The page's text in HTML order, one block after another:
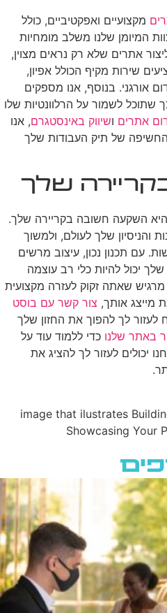
מקצועיים ואפקטיביים, כולל
המיומן שלנו משלב מומחיות
אתרים שלא רק נראים מצוין,
שירות מקיף הכולל אפיון,
אורגני. בנוסף, אנו מספקים
שתוכל לשמור על הרלוונטיות שלו
אתרים ושיווק באינסטגרם, אנו
החשיפה של תיק העבודות שלך
שלך
היא השקעה חשובה בקריירה שלך.
והניסיון שלך לעולם, ולמשוך
עם תכנון נכון, עיצוב מרשים
יכול להיות כלי רב עוצמה
שאתה זקוק לעזרה מקצועית
מייצג אותך, צור קשר עם בוסט
לעזור לך להפוך את החזון שלך
באתר שלנו כדי ללמוד עוד על
יכולים לעזור לך להציג את